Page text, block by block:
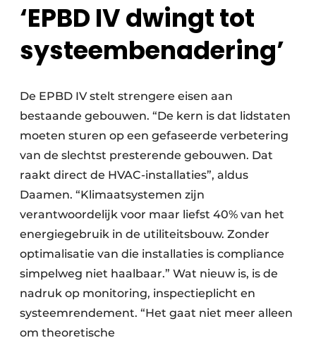
‘EPBD IV dwingt tot
systeembenadering’
De EPBD IV stelt strengere eisen aan
bestaande gebouwen. “De kern is dat lidstaten
moeten sturen op een gefaseerde verbetering
van de slechtst presterende gebouwen. Dat
raakt direct de HVAC-installaties”, aldus
Daamen. “Klimaatsystemen zijn
verantwoordelijk voor maar liefst 40% van het
energiegebruik in de utiliteitsbouw. Zonder
optimalisatie van die installaties is compliance
simpelweg niet haalbaar.” Wat nieuw is, is de
nadruk op monitoring, inspectieplicht en
systeemrendement. “Het gaat niet meer alleen
om theoretische